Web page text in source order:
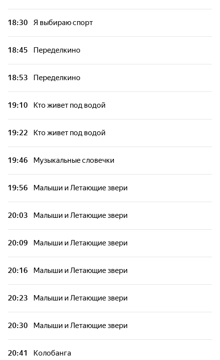
18:30 Я выбираю спорт
18:45 Переделкино
18:53 Переделкино
19:10 Кто живет под водой
19:22 Кто живет под водой
19:46 Музыкальные словечки
19:56 Малыши и Летающие звери
20:03 Малыши и Летающие звери
20:09 Малыши и Летающие звери
20:16 Малыши и Летающие звери
20:23 Малыши и Летающие звери
20:30 Малыши и Летающие звери
20:41 Колобанга